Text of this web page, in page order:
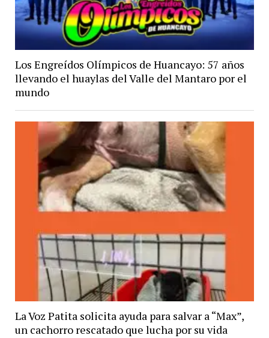
Los Engreídos Olímpicos de Huancayo: 57 años
llevando el huaylas del Valle del Mantaro por el
mundo
La Voz Patita solicita ayuda para salvar a “Max”,
un cachorro rescatado que lucha por su vida